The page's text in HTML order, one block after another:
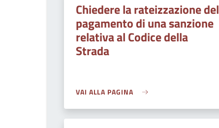
Chiedere la rateizzazione del
pagamento di una sanzione
relativa al Codice della
Strada
VAI ALLA PAGINA